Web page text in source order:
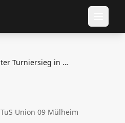
D2 - Zweiter Turniersieg in Folge!
TuS Union 09 Mülheim